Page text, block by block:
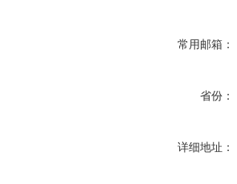
常用邮箱：
省份：
详细地址：